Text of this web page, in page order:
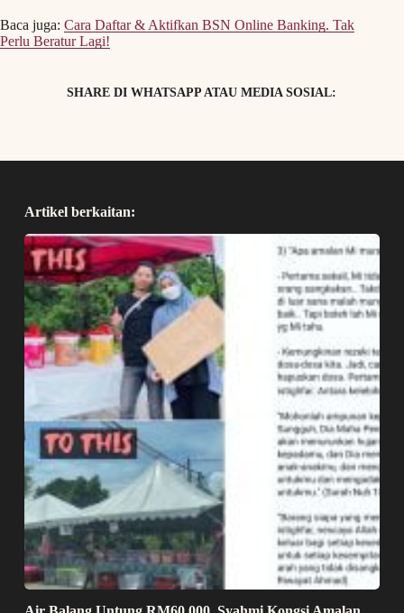
Baca juga: Cara Daftar & Aktifkan BSN Online Banking. Tak
Perlu Beratur Lagi!
SHARE DI WHATSAPP ATAU MEDIA SOSIAL:
Artikel berkaitan: